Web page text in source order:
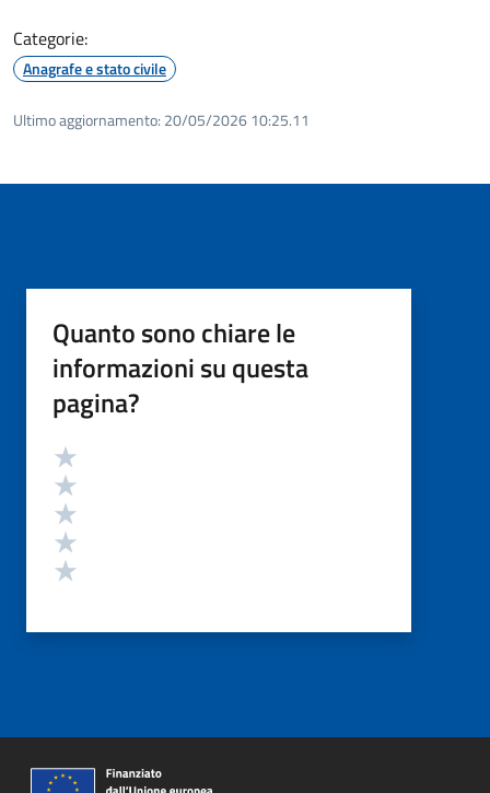
Categorie:
Anagrafe e stato civile
Ultimo aggiornamento: 20/05/2026 10:25.11
Quanto sono chiare le
informazioni su questa
pagina?
Valutazione